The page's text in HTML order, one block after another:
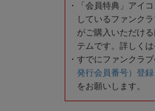
「会員特典」アイ
しているファンク
がご購入いただけ
テムです。詳しくは
すでにファンクラブ
発行会員番号）登録
をお願いします。